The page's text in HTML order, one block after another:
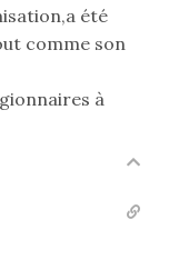
été
comme son
à